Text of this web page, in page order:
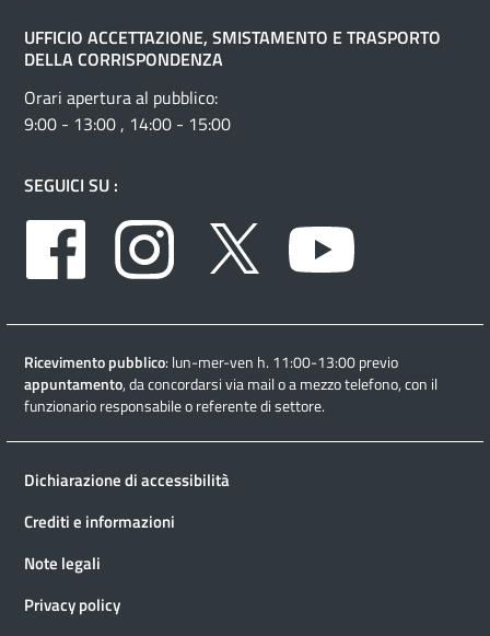
UFFICIO ACCETTAZIONE, SMISTAMENTO E TRASPORTO
DELLA CORRISPONDENZA
Orari apertura al pubblico:
9:00 - 13:00 , 14:00 - 15:00
SEGUICI SU :
Facebook
Instagram Twitter
Ricevimento pubblico: lun-mer-ven h. 11:00-13:00 previo
appuntamento, da concordarsi via mail o a mezzo telefono, con il
funzionario responsabile o referente di settore.
Dichiarazione di accessibilità
Crediti e informazioni
Note legali
Privacy policy